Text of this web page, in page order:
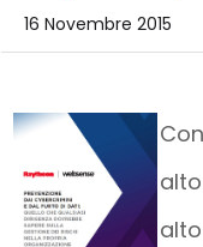
16 Novembre 2015